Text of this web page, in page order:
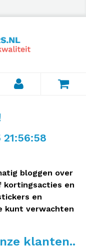
bloggen over
kortingsacties en
en
kunt verwachten
klanten..